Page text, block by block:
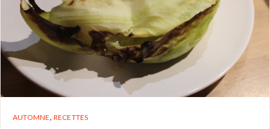
AUTOMNE, RECETTES